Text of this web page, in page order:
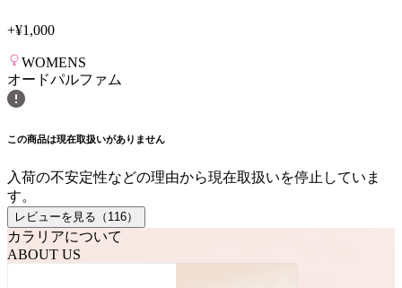
+¥1,000
WOMENS
オードパルファム
この商品は現在取扱いがありません
入荷の不安定性などの理由から現在取扱いを停止していま
す。
レビューを見る（ 116）
カラリアについて
ABOUT US